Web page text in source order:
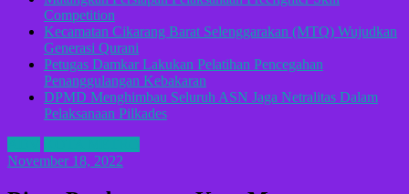
Competition
Kecamatan Cikarang Barat Selenggarakan (MTQ) Wujudkan
Generasi Qurani
Petugas Damkar Lakukan Pelatihan Pencegahan
Penanggulangan Kebakaran
DPMD Menghimbau Seluruh ASN Jaga Netralitas Dalam
Pelaksanaan Pilkades
November 18, 2022